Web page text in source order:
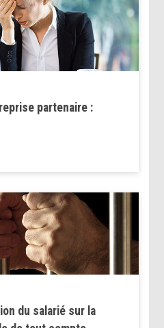
partenaire :
du salarié sur la